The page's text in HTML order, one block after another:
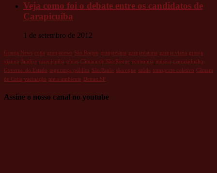
Veja como foi o debate entre os candidatos de
Carapicuíba
1 de setembro de 2012
Granja News cotia granjanews São Roque granjaviana granjavianna granja viana granja
vianna
Jandira carapicuiba obras Câmara de São Roque economia música caucaiadoalto
Governo do Estado segurança pública São Paulo sãoroque saúde transporte coletivo Câmara
de Cotia vacinação meio ambiente Detran.SP
Assine o nosso canal no youtube